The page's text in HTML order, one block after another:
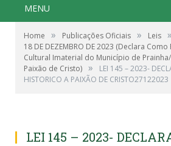
MENU
Home » Publicações Oficiais » Leis »
18 DE DEZEMBRO DE 2023 (Declara
Cultural Imaterial do Município de
Paixão de Cristo) »
LEI 145 – 2023-
HISTORICO A PAIXÃO DE CRISTO27122023
LEI 145 – 2023-